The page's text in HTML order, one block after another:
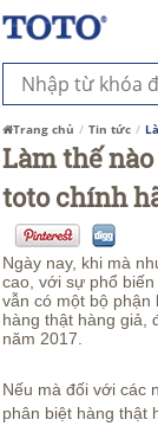
Trang chủ Tin tức
Làm thế
toto chính
Ngày nay, khi mà
cao, với sự phổ
vẫn có một bộ phận
hàng thật hàng giả,
năm 2017.
Nếu mà đối với các
phân biệt hàng thật